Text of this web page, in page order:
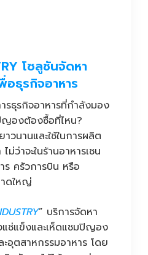
โซลูชันจัดหา
ธุรกิจอาหาร
ธุรกิจอาหารที่กำลังมอง
ญองต้องซื้อที่ไหน?
วนานและใช้ในการผลิต
ว่าจะในร้านอาหารเชน
ครัวการบิน หรือ
ดใหญ่
” บริการจัดหา
ช่แข็งและเห็ดแชมปิญอง
อุตสาหกรรมอาหาร โดย